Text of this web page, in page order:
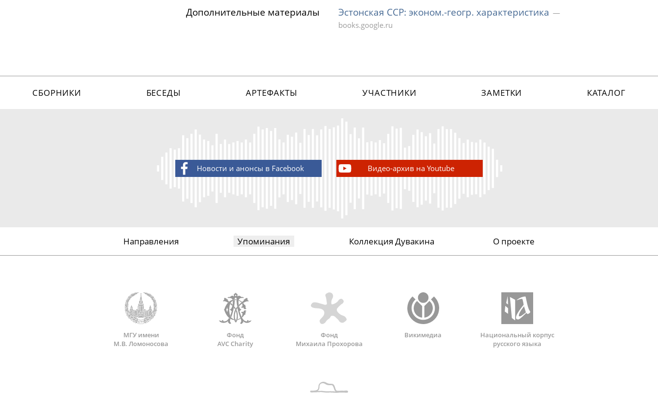
Дополнительные материалы Эстонская ССР: эконом.-геогр. характеристика
books.google.ru
СБОРНИКИ БЕСЕДЫ АРТЕФАКТЫ УЧАСТНИКИ ЗАМЕТКИ КАТАЛОГ
Новости и анонсы в Facebook Видео-архив на Youtube
Направления Упоминания Коллекция Дувакина О проекте
МГУ имени
М.В. Ломоносова
Фонд
AVC Charity
Фонд
Михаила Прохорова
Викимедиа
Национальный корпус
русского языка